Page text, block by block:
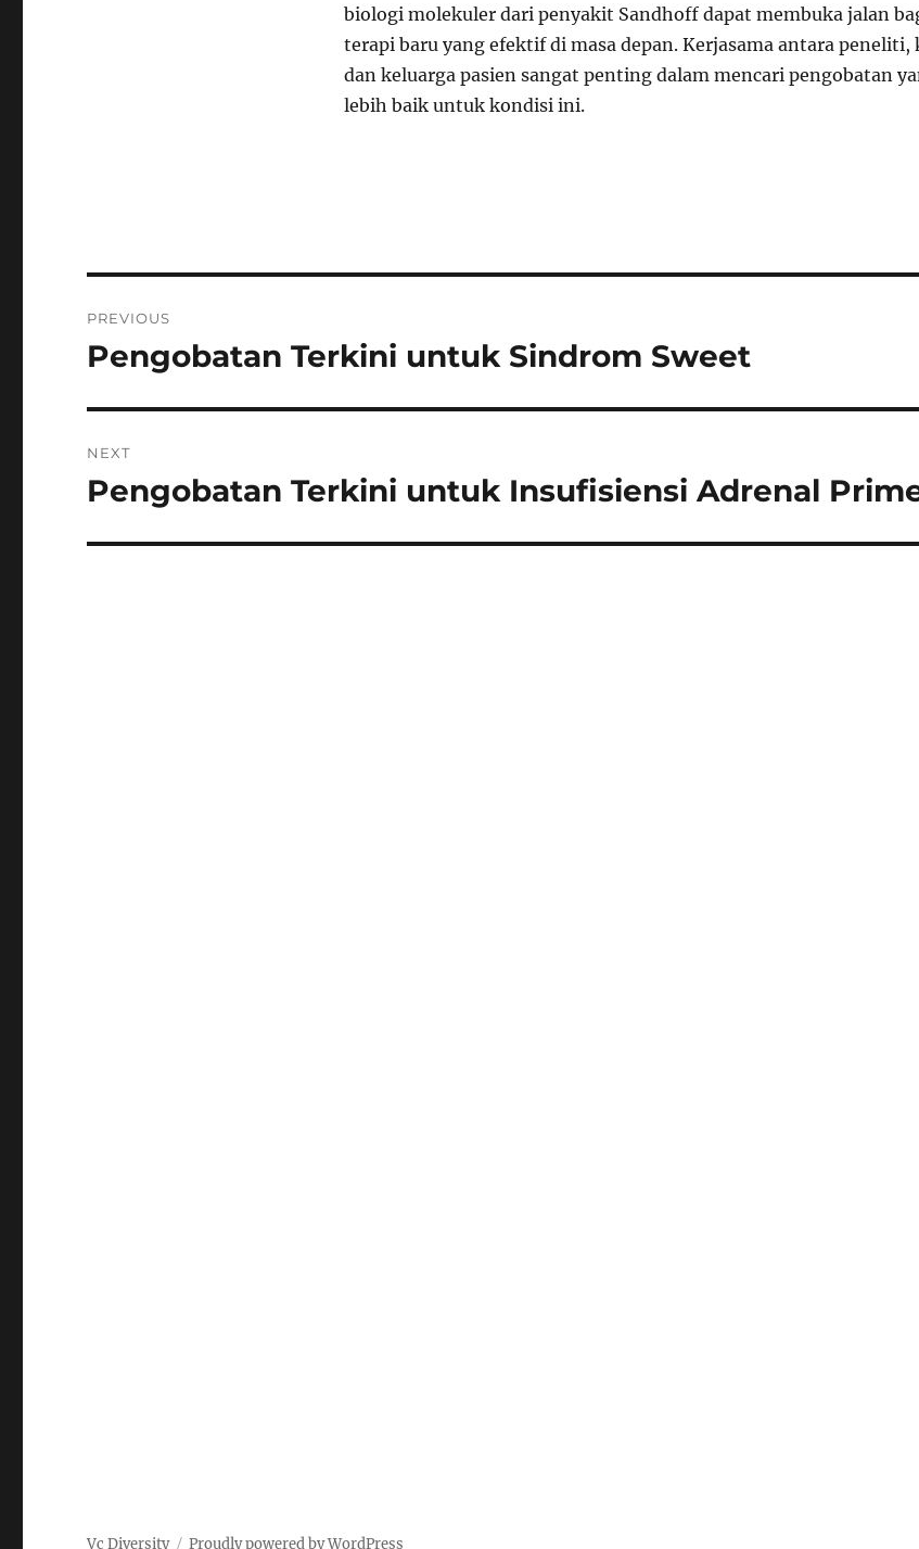
biologi molekuler dari penyakit Sandhoff dapat membuka jalan
terapi baru yang efektif di masa depan. Kerjasama antara peneliti,
dan keluarga pasien sangat penting dalam mencari pengobatan
lebih baik untuk kondisi ini.
pos
PREVIOUS
Previous
Pengobatan Terkini untuk Sindrom Sweet
NEXT
Next
Pengobatan Terkini untuk Insufisiensi Adrenal
Vc Diversity Proudly powered by WordPress